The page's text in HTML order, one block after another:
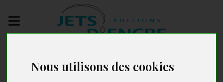
Nous utilisons des cookies
manuscrit